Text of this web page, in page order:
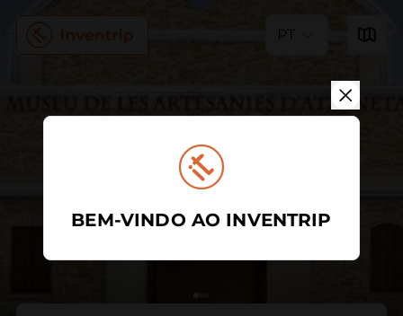
PT
BEM-VINDO AO INVENTRIP